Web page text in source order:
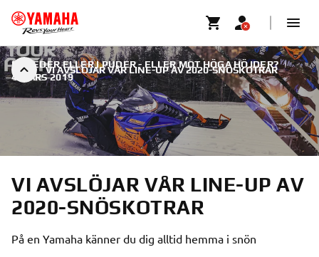
VI AVSLÖJAR VÅR LINE-UP AV 2020-SNÖSKOTRAR
PÅ LEDER ELLER I PUDER - ELLER MOT HÖGA HÖJDER? |
4 MARS 2019
VI AVSLÖJAR VÅR LINE-UP AV
2020-SNÖSKOTRAR
På en Yamaha känner du dig alltid hemma i snön